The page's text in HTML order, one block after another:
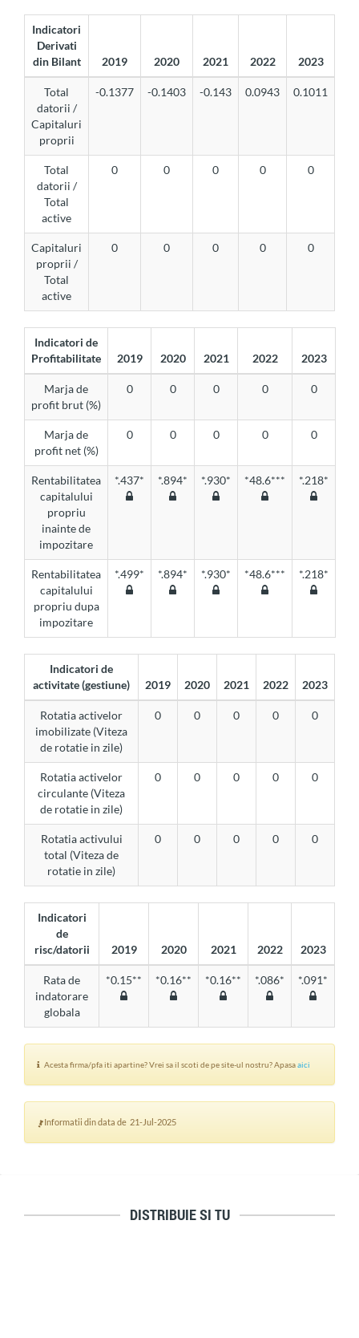
Indicatori
Derivati
din Bilant
2019 2020 2021 2022 2023
Total
datorii /
Capitaluri
proprii
-0.1377 -0.1403 -0.143 0.0943 0.1011
Total
datorii /
Total
active
0 0 0 0 0
Capitaluri
proprii /
Total
active
0 0 0 0 0
Indicatori de
Profitabilitate
2019 2020 2021 2022 2023
Marja de
profit brut (%)
0 0 0 0 0
Marja de
profit net (%)
0 0 0 0 0
Rentabilitatea
capitalului
propriu
inainte de
impozitare
*.437* *.894* *.930* *48.6*** *.218*
Rentabilitatea
capitalului
propriu dupa
impozitare
*.499* *.894* *.930* *48.6*** *.218*
Indicatori de
activitate (gestiune)
2019 2020 2021 2022 2023
Rotatia activelor
imobilizate (Viteza
de rotatie in zile)
0 0 0 0 0
Rotatia activelor
circulante (Viteza
de rotatie in zile)
0 0 0 0 0
Rotatia activului
total (Viteza de
rotatie in zile)
0 0 0 0 0
Indicatori
de
risc/datorii
2019 2020 2021 2022 2023
Rata de
indatorare
globala
*0.15** *0.16** *0.16** *.086* *.091*
Acesta firma/pfa iti apartine? Vrei sa il scoti de pe site-ul nostru? Apasaaici
Informatii din data de 21-Jul-2025
DISTRIBUIE SI TU